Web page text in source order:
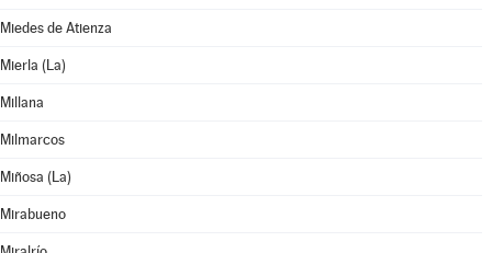
Miedes de Atienza
Mierla (La)
Millana
Milmarcos
Miñosa (La)
Mirabueno